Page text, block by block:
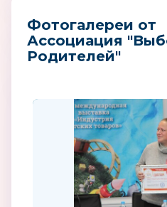
Фотогалереи от
Ассоциация
Родителей"